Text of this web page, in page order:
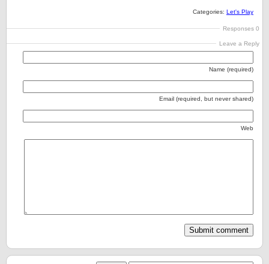
Categories: Let's Play
0 Responses
Leave a Reply
Name (required)
Email (required, but never shared)
Web